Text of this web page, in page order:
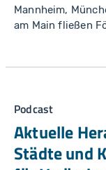
Mannheim,
am Main fließen
Podcast
Aktuelle
Städte und